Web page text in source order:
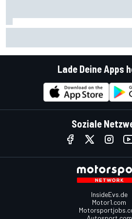
Lade Deine Apps
Soziale
InsideEvs.de
Motor1.com